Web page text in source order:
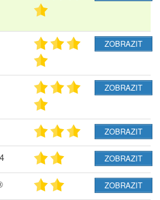
ZOBRAZIT
ZOBRAZIT
ZOBRAZIT
ZOBRAZIT
ZOBRAZIT